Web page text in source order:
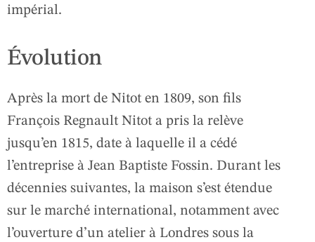
impérial.
Évolution
Après la mort de Nitot en 1809, son fils
François Regnault Nitot a pris la relève
jusqu’en 1815, date à laquelle il a cédé
l’entreprise à Jean Baptiste Fossin. Durant les
décennies suivantes, la maison s’est étendue
sur le marché international, notamment avec
l’ouverture d’un atelier à Londres sous la